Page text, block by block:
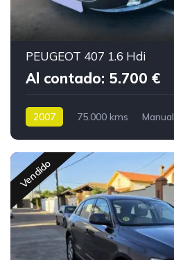
PEUGEOT 407 1.6 Hdi
Al contado: 5.700 €
2007 75.000 kms Manual
Vendido